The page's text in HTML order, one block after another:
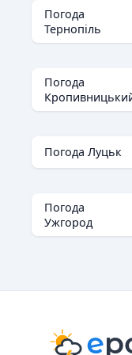
Погода
Тернопіль
Погода
Погода Луцьк
Погода
Ужгород